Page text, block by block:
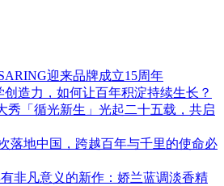
迎来品牌成立15周年
创造力，如何让百年积淀持续生长？
秀「循光新生」光起二十五载，共启
落地中国，跨越百年与千里的使命必
非凡意义的新作：娇兰蓝调淡香精